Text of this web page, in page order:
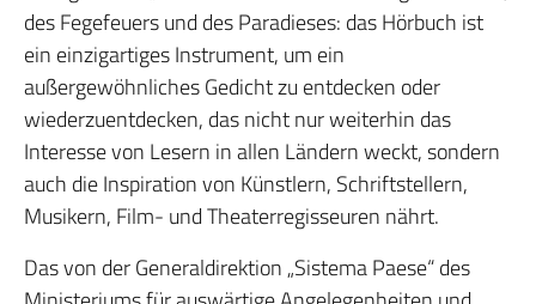
des Fegefeuers und des Paradieses: das Hörbuch ist
ein einzigartiges Instrument, um ein
außergewöhnliches Gedicht zu entdecken oder
wiederzuentdecken, das nicht nur weiterhin das
Interesse von Lesern in allen Ländern weckt, sondern
auch die Inspiration von Künstlern, Schriftstellern,
Musikern, Film- und Theaterregisseuren nährt.
Das von der Generaldirektion „Sistema Paese“ des